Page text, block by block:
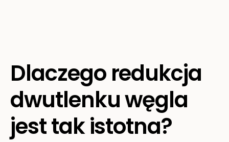
Dlaczego redukcja
dwutlenku węgla
jest tak istotna?